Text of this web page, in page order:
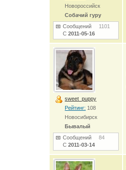
Новороссийск
Собачий гуру
Сообщений 1101
С2011-05-16
sweet_puppy
Рейтинг: 108
Новосибирск
Бывалый
Сообщений84
С2011-03-14